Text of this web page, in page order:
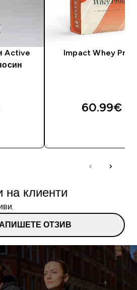
Active
Impact Whey
60.99€‎
на клиенти
ОТЗИВ